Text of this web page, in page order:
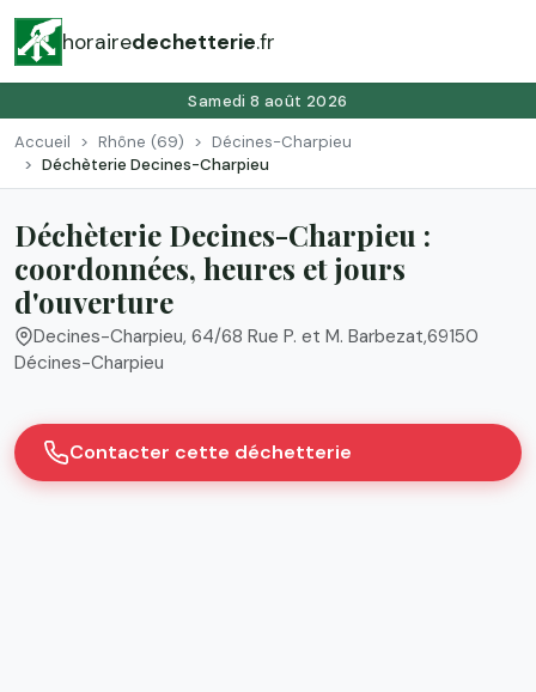
horairedechetterie.fr
Samedi 8 août 2026
Accueil Rhône (69)
Décines-Charpieu
Déchèterie Decines-Charpieu
Déchèterie Decines-Charpieu :
coordonnées, heures et jours
d'ouverture
Decines-Charpieu, 64/68 Rue P. et M. Barbezat,69150
Décines-Charpieu
Contacter cette déchetterie